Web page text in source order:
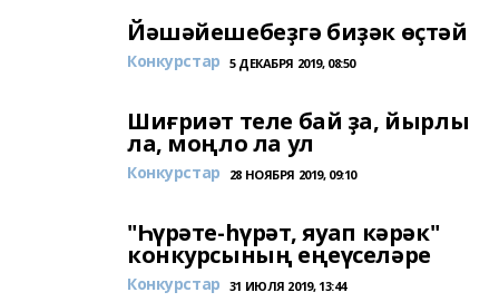
Йәшәйешебеҙгә биҙәк өҫтәй
Конкурстар 5 ДЕКАБРЯ 2019, 08:50
Шиғриәт теле бай ҙа, йырлы
ла, моңло ла ул
Конкурстар 28 НОЯБРЯ 2019, 09:10
"Һүрәте-һүрәт, яуап кәрәк"
конкурсының еңеүселәре
Конкурстар 31 ИЮЛЯ 2019, 13:44